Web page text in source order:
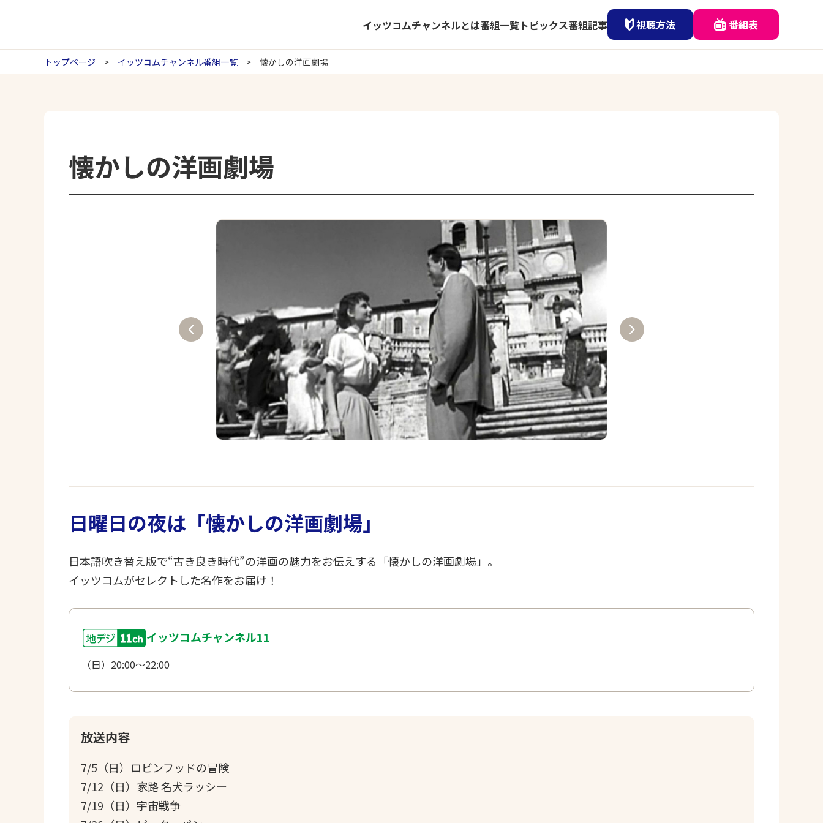
イッツコムチャンネルとは番組一覧トピックス番組記事 視聴方法 番組表
トップページ イッツコムチャンネル番組一覧 懐かしの洋画劇場
懐かしの洋画劇場
日曜日の夜は「懐かしの洋画劇場」
日本語吹き替え版で“古き良き時代”の洋画の魅力をお伝えする「懐かしの洋画劇場」。
イッツコムがセレクトした名作をお届け！
イッツコムチャンネル11
（日）20:00～22:00
放送内容
7/5（日）ロビンフッドの冒険
7/12（日）家路 名犬ラッシー
7/19（日）宇宙戦争